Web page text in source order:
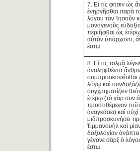
7. Εἴ τίς φησιν ὡς
ἐνηργῆσθαι παρὰ
λόγου τὸν Ἰησοῦν
μονογενοῦς
περιῆφθαι ὡς
αὐτὸν ὑπάρχοντι,
ἔστω.
8. Εἴ τις τολμᾷ
ἀναληφθέντα
συμπροσκυνεῖσθαι
λόγῳ καὶ
συγχρηματίζειν
ἑτέρῳ (τὸ γὰρ συν
προστιθέμενον
ἀναγκάσει) καὶ
μιᾷπροσκυνήσει
Ἐμμανουὴλ καὶ
δοξολογίαν
γέγονε σὰρξ ὁ
ἔστω.